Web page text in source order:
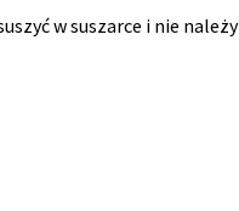
w suszarce i nie należy